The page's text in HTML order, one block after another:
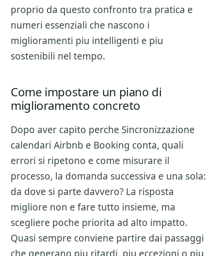
proprio da questo confronto tra pratica e
numeri essenziali che nascono i
miglioramenti piu intelligenti e piu
sostenibili nel tempo.
Come impostare un piano di
miglioramento concreto
Dopo aver capito perche Sincronizzazione
calendari Airbnb e Booking conta, quali
errori si ripetono e come misurare il
processo, la domanda successiva e una sola:
da dove si parte davvero? La risposta
migliore non e fare tutto insieme, ma
scegliere poche priorita ad alto impatto.
Quasi sempre conviene partire dai passaggi